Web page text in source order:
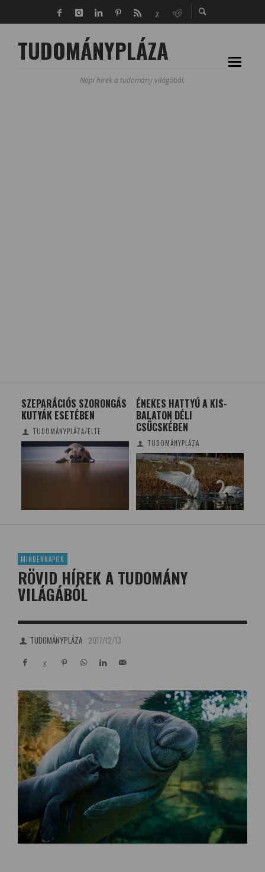
TUDOMÁNYPLÁZA
Napi hírek a tudomány világából.
SZEPARÁCIÓS SZORONGÁS
KUTYÁK ESETÉBEN
TUDOMÁNYPLÁZA/ELTE
ÉNEKES HATTYÚ A KIS-
BALATON DÉLI
CSÜCSKÉBEN
TUDOMÁNYPLÁZA
MINDENNAPOK
RÖVID HÍREK A TUDOMÁNY
VILÁGÁBÓL
TUDOMÁNYPLÁZA 2017/12/13